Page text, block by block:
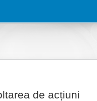
de acțiuni